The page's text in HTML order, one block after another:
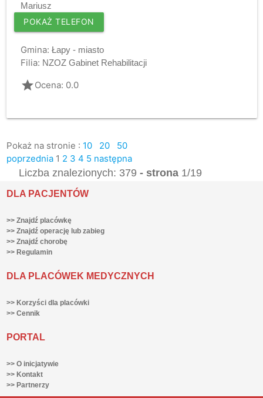
Mariusz
POKAŻ TELEFON
Gmina: Łapy - miasto
Filia: NZOZ Gabinet Rehabilitacji
gradeOcena: 0.0
Pokaż na stronie : 10 20
50
poprzednia 1 2 3 4 5 następna
Liczba znalezionych: 379 - strona 1/19
DLA PACJENTÓW
>> Znajdź placówkę
>> Znajdź operację lub zabieg
>> Znajdź chorobę
>> Regulamin
DLA PLACÓWEK MEDYCZNYCH
>> Korzyści dla placówki
>> Cennik
PORTAL
>> O inicjatywie
>> Kontakt
>> Partnerzy